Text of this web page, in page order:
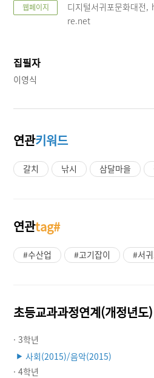
웹페이지
디지털서귀포문화대
re.net
집필자
이영식
연관키워드
갈치 낚시 삼달마을
연관tag#
#수산업 #고기잡이 #서
초등교과과정연계(개정년도)
· 3학년
▶ 사회(2015)/음악(2015)
· 4학년